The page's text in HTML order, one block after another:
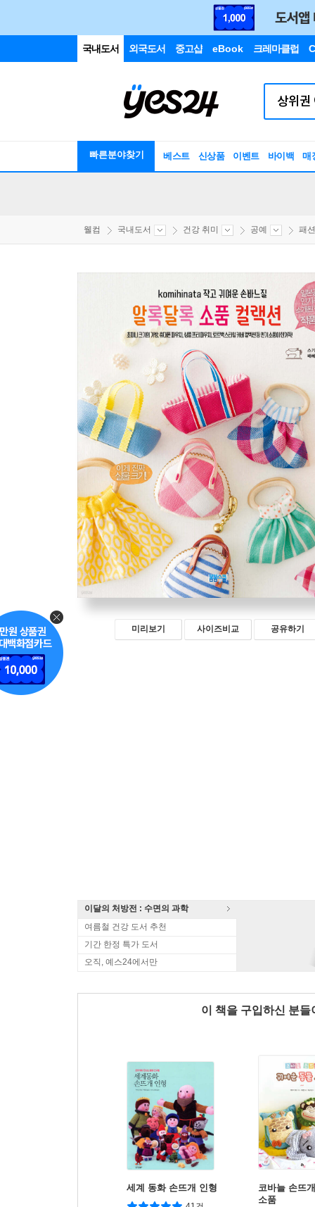
국내도서 외국도서 중고샵 eBook 크레마클럽
빠른분야찾기 베스트 신상품 이벤트 바이백 매
웰컴 국내도서 건강 취미 공예 패
미리보기 사이즈비교 공유하기
이달의 처방전 : 수면의 과학
여름철 건강 도서 추천
기간 한정 특가 도서
오직, 예스24에서만
이 책을 구입하신 분
세계 동화 손뜨개 인형
코바늘 손뜨
소품